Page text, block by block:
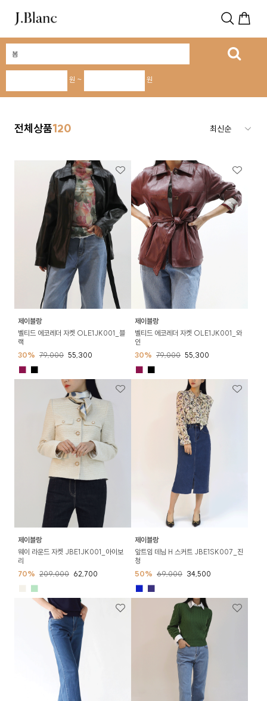
원 ~ 원
전체상품120
제이블랑
벨티드 에코레더 자켓 OLE1JK001_블
랙
30% 79,000 55,300
■ ■
제이블랑
벨티드 에코레더 자켓 OLE1JK001_와
인
30% 79,000 55,300
■ ■
제이블랑
웨이 라운드 자켓 JBE1JK001_아이보
리
70% 209,000 62,700
■
제이블랑
앞트임 데님 H 스커트 JBE1SK007_진
청
50% 69,000 34,500
■ ■